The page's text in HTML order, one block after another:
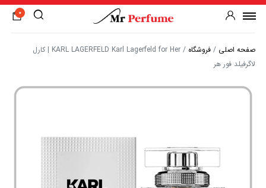
0
صفحه اصلی / فروشگاه /
KARL LAGERFELD Karl Lagerfeld for Her | کارل
لاگرفیلد فور هر